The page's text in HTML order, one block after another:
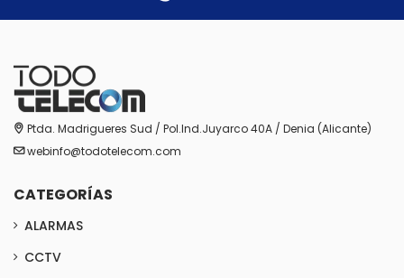
Ptda. Madrigueres Sud / Pol.Ind.Juyarco 40A / Denia (Alicante)
webinfo@todotelecom.com
CATEGORÍAS
ALARMAS
CCTV